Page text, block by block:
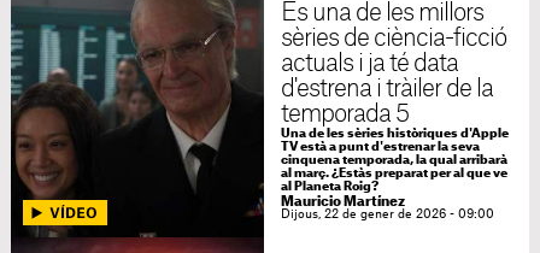
És una de les millors
sèries de ciència-ficció
actuals i ja té data
d'estrena i tràiler de la
temporada 5
Una de les sèries històriques d'Apple
TV està a punt d'estrenar la seva
cinquena temporada, la qual arribarà
al març. ¿Estàs preparat per al que ve
al Planeta Roig?
Mauricio Martínez
Dijous, 22 de gener de 2026 - 09:00